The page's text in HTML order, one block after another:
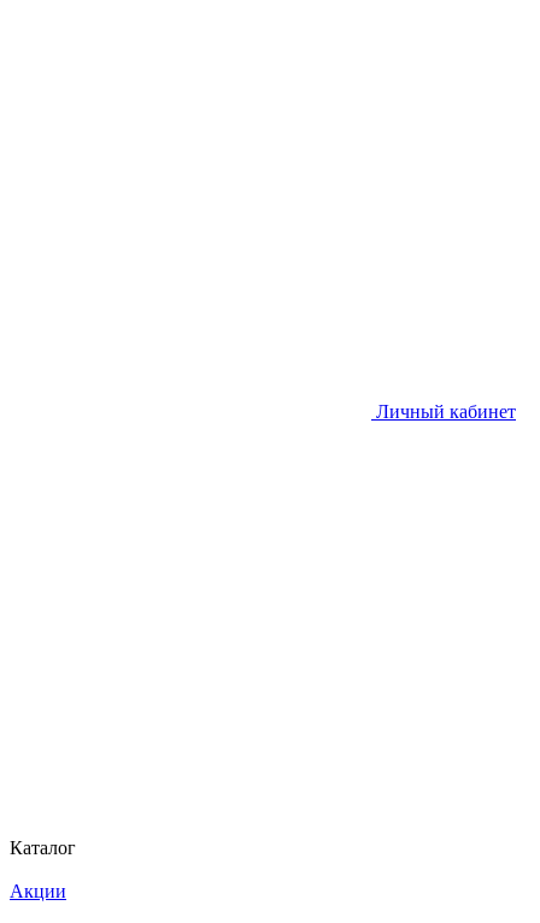
Личный кабинет
Каталог
Акции